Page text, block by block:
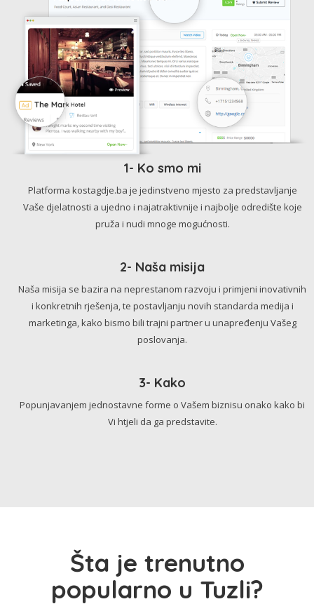
1- Ko smo mi
Platforma kostagdje.ba je jedinstveno mjesto za predstavljanje
Vaše djelatnosti a ujedno i najatraktivnije i najbolje odredište koje
pruža i nudi mnoge mogućnosti.
2- Naša misija
Naša misija se bazira na neprestanom razvoju i primjeni inovativnih
i konkretnih rješenja, te postavljanju novih standarda medija i
marketinga, kako bismo bili trajni partner u unapređenju Vašeg
poslovanja.
3- Kako
Popunjavanjem jednostavne forme o Vašem biznisu onako kako bi
Vi htjeli da ga predstavite.
Šta je trenutno
popularno u Tuzli?